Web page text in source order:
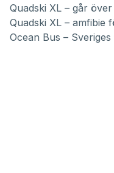
Quadski XL – går
Quadski XL –
Ocean Bus –